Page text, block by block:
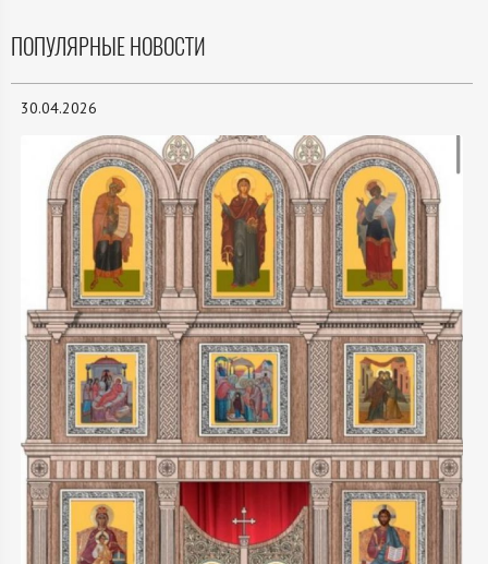
ПОПУЛЯРНЫЕ НОВОСТИ
30.04.2026